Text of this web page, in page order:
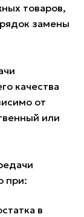
товаров,
замены
качества
от
или
при:
в